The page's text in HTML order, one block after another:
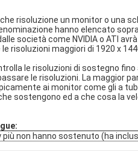
risoluzione un monitor o una
hanno elencato
società come NVIDIA o ATI
risoluzioni maggiori di 1920 x
le risoluzioni di sostegno
le risoluzioni. La maggior
ai monitor come gli a
sostengono ed a che cosa la
più non hanno sostenuto (ha